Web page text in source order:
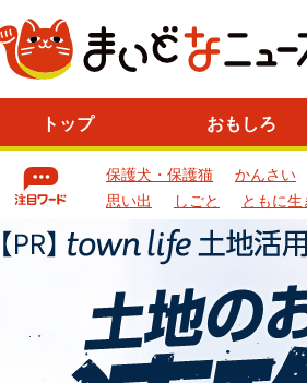
トップ おもしろ
保護犬・保護猫 かんさい
思い出
しごと ともに生